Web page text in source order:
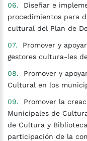
Diseñar e
procedimientos para
cultural del Plan de
Promover y
gestores cultura-les
Promover y
Cultural en los
Promover la
Municipales de
de Cultura y
participación de la